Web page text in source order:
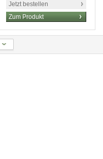
Jetzt bestellen
Zum Produkt